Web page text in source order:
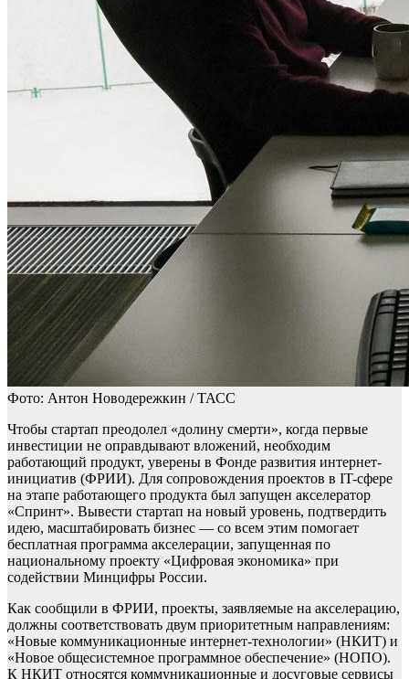
Фото: Антон Новодережкин / ТАСС
Чтобы стартап преодолел «долину смерти», когда первые
инвестиции не оправдывают вложений, необходим
работающий продукт, уверены в Фонде развития интернет-
инициатив (ФРИИ). Для сопровождения проектов в IT-сфере
на этапе работающего продукта был запущен акселератор
«Спринт». Вывести стартап на новый уровень, подтвердить
идею, масштабировать бизнес — со всем этим помогает
бесплатная программа акселерации, запущенная по
национальному проекту «Цифровая экономика» при
содействии Минцифры России.
Как сообщили в ФРИИ, проекты, заявляемые на акселерацию,
должны соответствовать двум приоритетным направлениям:
«Новые коммуникационные интернет-технологии» (НКИТ) и
«Новое общесистемное программное обеспечение» (НОПО).
К НКИТ относятся коммуникационные и досуговые сервисы